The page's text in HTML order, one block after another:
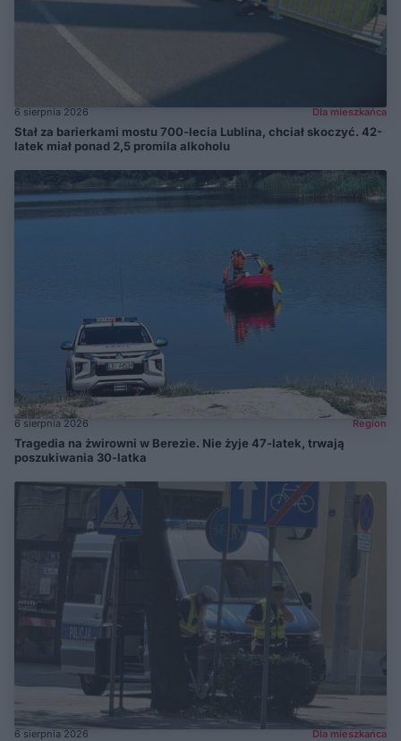
6 sierpnia 2026 Dla mieszkańca
Stał za barierkami mostu 700-lecia Lublina, chciał skoczyć. 42-
latek miał ponad 2,5 promila alkoholu
6 sierpnia 2026 Region
Tragedia na żwirowni w Berezie. Nie żyje 47-latek, trwają
poszukiwania 30-latka
6 sierpnia 2026 Dla mieszkańca